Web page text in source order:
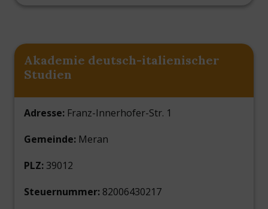
Akademie deutsch-italienischer
Studien
Adresse: Franz-Innerhofer-Str. 1
Gemeinde: Meran
PLZ: 39012
Steuernummer: 82006430217